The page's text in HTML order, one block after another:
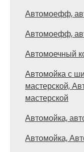
Автомоефф,
Автомоефф,
Автомоечный
Автомойка с
мастерской,
мастерской
Автомойка,
Автомойка,